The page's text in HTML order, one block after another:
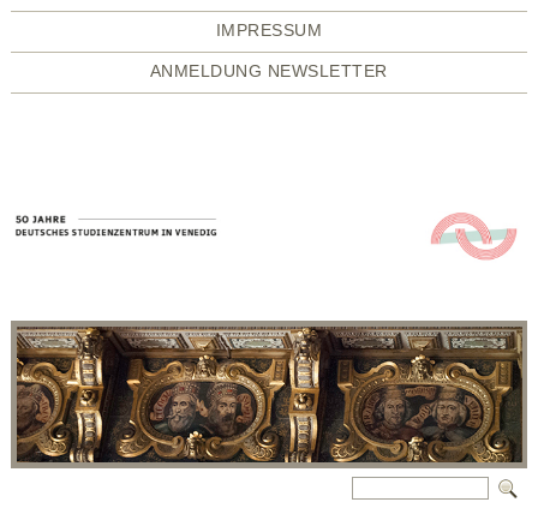
IMPRESSUM
ANMELDUNG NEWSLETTER